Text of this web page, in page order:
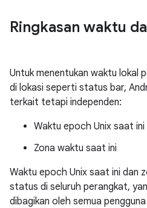
Ringkasan waktu
Untuk menentukan waktu lokal
di lokasi seperti status bar,
terkait tetapi independen:
Waktu epoch Unix saat ini
Zona waktu saat ini
Waktu epoch Unix saat ini dan
status di seluruh perangkat,
dibagikan oleh semua